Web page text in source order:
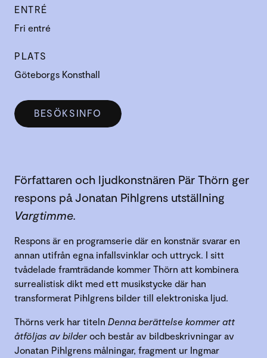
ENTRÉ
Fri entré
PLATS
Göteborgs Konsthall
BESÖKSINFO
Författaren och ljudkonstnären Pär Thörn ger
respons på Jonatan Pihlgrens utställning
Vargtimme.
Respons är en programserie där en konstnär svarar en
annan utifrån egna infallsvinklar och uttryck. I sitt
tvådelade framträdande kommer Thörn att kombinera
surrealistisk dikt med ett musikstycke där han
transformerat Pihlgrens bilder till elektroniska ljud.
Thörns verk har titeln Denna berättelse kommer att
åtföljas av bilderoch består av bildbeskrivningar av
Jonatan Pihlgrens målningar, fragment ur Ingmar